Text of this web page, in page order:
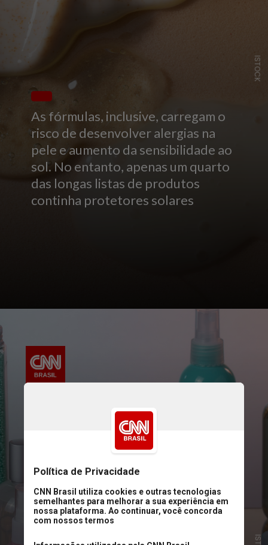
As fórmulas, inclusive, carregam o
risco de desenvolver alergias na
pele e aumento da sensibilidade ao
sol. No entanto, apenas um quarto
das longas listas de produtos
continha protetores solares
ISTOCK